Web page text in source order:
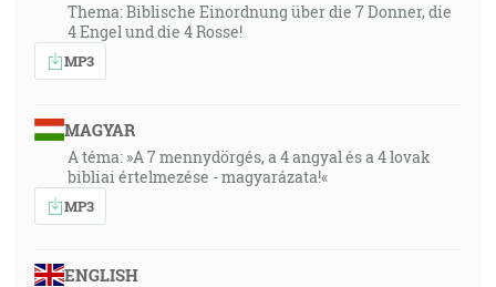
Thema: Biblische Einordnung über die 7 Donner, die
4 Engel und die 4 Rosse!
MP3
MAGYAR
A téma: »A 7 mennydörgés, a 4 angyal és a 4 lovak
bibliai értelmezése - magyarázata!«
MP3
ENGLISH